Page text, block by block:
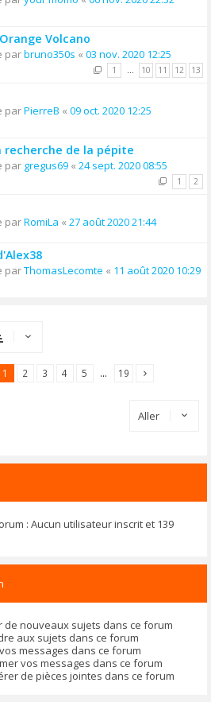
Volcano
parbruno350s « 03 nov. 2020 12:25
1 … 10 11 12 13
parPierreB « 09 oct. 2020 12:25
recherche de la pépite
par gregus69 « 24 sept. 2020 08:55
1 2
parRomiLa « 27 août 2020 21:44
parThomasLecomte « 11 août 2020 10:29
1 2 3 4 5 … 19
Aller
: Aucun utilisateur inscrit et 139
de nouveaux sujets dans ce forum
aux sujets dans ce forum
messages dans ce forum
vos messages dans ce forum
de pièces jointes dans ce forum